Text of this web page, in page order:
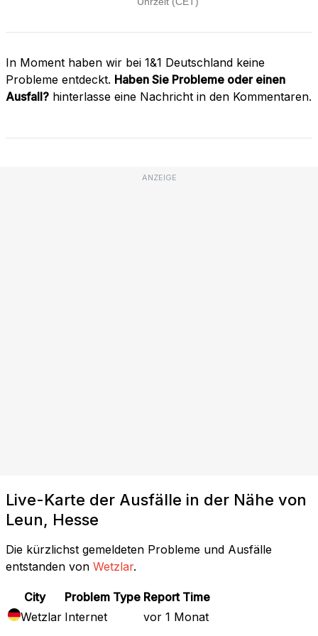
In Moment haben wir bei 1&1 Deutschland keine
Probleme entdeckt. Haben Sie Probleme oder einen
Ausfall? hinterlasse eine Nachricht in den Kommentaren.
ANZEIGE
Live-Karte der Ausfälle in der Nähe von
Leun, Hesse
Die kürzlichst gemeldeten Probleme und Ausfälle
entstanden von Wetzlar.
City Problem Type Report Time
Wetzlar Internet vor 1 Monat